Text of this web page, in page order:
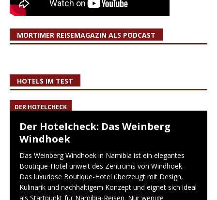
MORTIMER REISEMAGAZIN ALS PODCAST
HOTELS IM TEST
DER HOTELCHECK
Der Hotelcheck: Das Weinberg
Windhoek
Das Weinberg Windhoek in Namibia ist ein elegantes
Boutique-Hotel unweit des Zentrums von Windhoek.
Das luxuriöse Boutique-Hotel überzeugt mit Design,
Kulinarik und nachhaltigem Konzept und eignet sich ideal
als Startpunkt für Namibia-Reisen. Nur wenige